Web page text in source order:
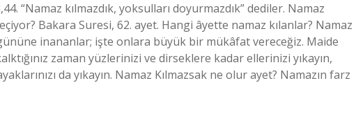
“Namaz kılmazdık, yoksulları doyurmazdık” dediler. Namaz
Bakara Suresi, 62. ayet. Hangi âyette namaz kılanlar? Namaz
inananlar; işte onlara büyük bir mükâfat vereceğiz. Maide
zaman yüzlerinizi ve dirseklere kadar ellerinizi yıkayın,
da yıkayın. Namaz Kılmazsak ne olur ayet? Namazın farz